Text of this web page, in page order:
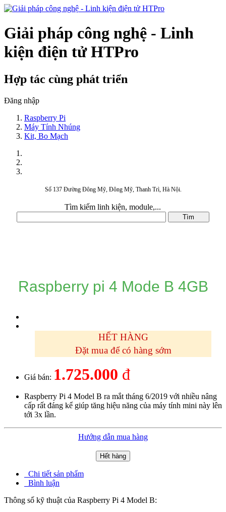
Giải pháp công nghệ - Linh
kiện điện tử HTPro
Hợp tác cùng phát triển
Đăng nhập
Raspberry Pi
Máy Tính Nhúng
Kit, Bo Mạch
Số 137 Đường Đông Mỹ, Đông Mỹ, Thanh Trì, Hà Nội.
Tìm kiếm linh kiện, module,...
Raspberry pi 4 Mode B 4GB
HẾT HÀNG
Đặt mua để có hàng sớm
Giá bán: 1.725.000 đ
Raspberry Pi 4 Model B ra mắt tháng 6/2019 với nhiều nâng
cấp rất đáng kể giúp tăng hiệu năng của máy tính mini này lên
tới 3x lần.
Hướng dẫn mua hàng
Hết hàng
Chi tiết sản phẩm
Bình luận
Thông số kỹ thuật của Raspberry Pi 4 Model B: